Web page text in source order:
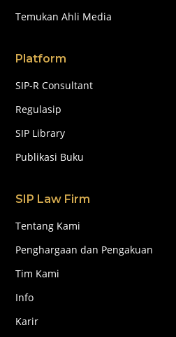
Temukan Ahli Media
Platform
SIP-R Consultant
Regulasip
SIP Library
Publikasi Buku
SIP Law Firm
Tentang Kami
Penghargaan dan Pengakuan
Tim Kami
Info
Karir